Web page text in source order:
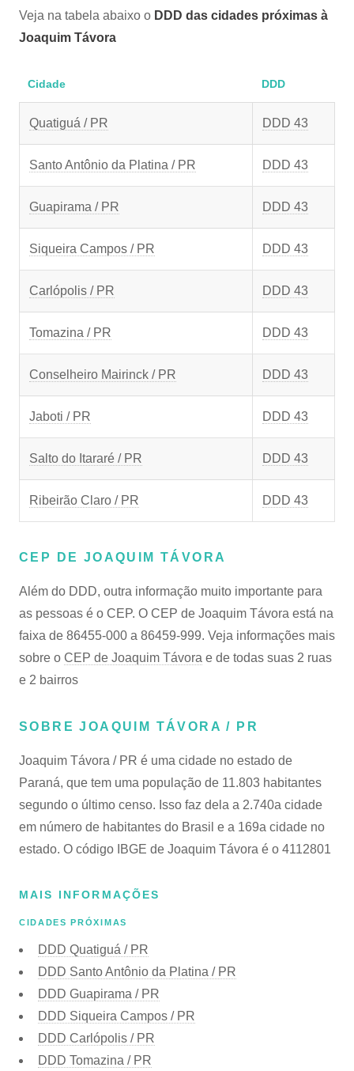
Veja na tabela abaixo o DDD das cidades próximas à
Joaquim Távora
Cidade DDD
Quatiguá / PR DDD 43
Santo Antônio da Platina / PR DDD 43
Guapirama / PR DDD 43
Siqueira Campos / PR DDD 43
Carlópolis / PR DDD 43
Tomazina / PR DDD 43
Conselheiro Mairinck / PR DDD 43
Jaboti / PR DDD 43
Salto do Itararé / PR DDD 43
Ribeirão Claro / PR DDD 43
CEP DE JOAQUIM TÁVORA
Além do DDD, outra informação muito importante para
as pessoas é o CEP. O CEP de Joaquim Távora está na
faixa de 86455-000 a 86459-999. Veja informações mais
sobre o CEP de Joaquim Távora e de todas suas 2 ruas
e 2 bairros
SOBRE JOAQUIM TÁVORA / PR
Joaquim Távora / PR é uma cidade no estado de
Paraná, que tem uma população de 11.803 habitantes
segundo o último censo. Isso faz dela a 2.740a cidade
em número de habitantes do Brasil e a 169a cidade no
estado. O código IBGE de Joaquim Távora é o 4112801
MAIS INFORMAÇÕES
CIDADES PRÓXIMAS
DDD Quatiguá / PR
DDD Santo Antônio da Platina / PR
DDD Guapirama / PR
DDD Siqueira Campos / PR
DDD Carlópolis / PR
DDD Tomazina / PR